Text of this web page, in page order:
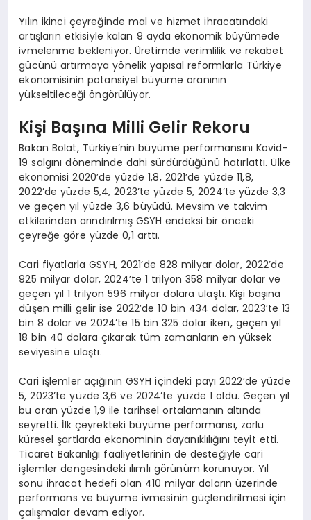
Yılın ikinci çeyreğinde mal ve hizmet ihracatındaki
artışların etkisiyle kalan 9 ayda ekonomik büyümede
ivmelenme bekleniyor. Üretimde verimlilik ve rekabet
gücünü artırmaya yönelik yapısal reformlarla Türkiye
ekonomisinin potansiyel büyüme oranının
yükseltileceği öngörülüyor.
Kişi Başına Milli Gelir Rekoru
Bakan Bolat, Türkiye’nin büyüme performansını Kovid-
19 salgını döneminde dahi sürdürdüğünü hatırlattı. Ülke
ekonomisi 2020’de yüzde 1,8, 2021’de yüzde 11,8,
2022’de yüzde 5,4, 2023’te yüzde 5, 2024’te yüzde 3,3
ve geçen yıl yüzde 3,6 büyüdü. Mevsim ve takvim
etkilerinden arındırılmış GSYH endeksi bir önceki
çeyreğe göre yüzde 0,1 arttı.
Cari fiyatlarla GSYH, 2021’de 828 milyar dolar, 2022’de
925 milyar dolar, 2024’te 1 trilyon 358 milyar dolar ve
geçen yıl 1 trilyon 596 milyar dolara ulaştı. Kişi başına
düşen milli gelir ise 2022’de 10 bin 434 dolar, 2023’te 13
bin 8 dolar ve 2024’te 15 bin 325 dolar iken, geçen yıl
18 bin 40 dolara çıkarak tüm zamanların en yüksek
seviyesine ulaştı.
Cari işlemler açığının GSYH içindeki payı 2022’de yüzde
5, 2023’te yüzde 3,6 ve 2024’te yüzde 1 oldu. Geçen yıl
bu oran yüzde 1,9 ile tarihsel ortalamanın altında
seyretti. İlk çeyrekteki büyüme performansı, zorlu
küresel şartlarda ekonominin dayanıklılığını teyit etti.
Ticaret Bakanlığı faaliyetlerinin de desteğiyle cari
işlemler dengesindeki ılımlı görünüm korunuyor. Yıl
sonu ihracat hedefi olan 410 milyar doların üzerinde
performans ve büyüme ivmesinin güçlendirilmesi için
çalışmalar devam ediyor.